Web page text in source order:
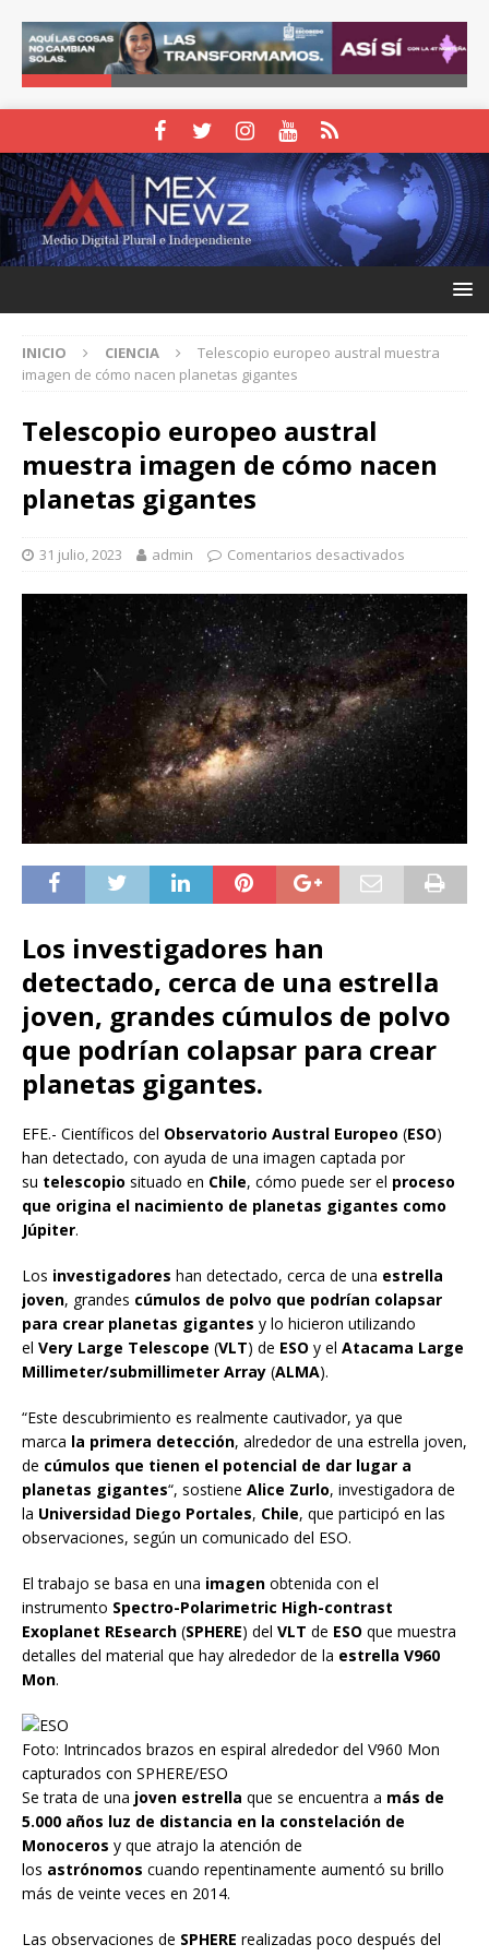
INICIO CIENCIA
Telescopio europeo austral muestra
imagen de cómo nacen planetas gigantes
Telescopio europeo austral
muestra imagen de cómo nacen
planetas gigantes
31 julio, 2023 admin Comentarios desactivados
Los investigadores han
detectado, cerca de una estrella
joven, grandes cúmulos de polvo
que podrían colapsar para crear
planetas gigantes.
EFE.- Científicos del Observatorio Austral Europeo (ESO)
han detectado, con ayuda de una imagen captada por
su telescopio situado en Chile, cómo puede ser el proceso
que origina el nacimiento de planetas gigantes como
Júpiter.
Los investigadores han detectado, cerca de una estrella
joven, grandes cúmulos de polvo que podrían colapsar
para crear planetas gigantes y lo hicieron utilizando
el Very Large Telescope (VLT) de ESO y el Atacama Large
Millimeter/submillimeter Array (ALMA).
“Este descubrimiento es realmente cautivador, ya que
marca la primera detección, alrededor de una estrella joven,
de cúmulos que tienen el potencial de dar lugar a
planetas gigantes“, sostiene Alice Zurlo, investigadora de
la Universidad Diego Portales, Chile, que participó en las
observaciones, según un comunicado del ESO.
El trabajo se basa en una imagen obtenida con el
instrumento Spectro-Polarimetric High-contrast
Exoplanet REsearch (SPHERE) del VLT de ESO que muestra
detalles del material que hay alrededor de la estrella V960
Mon.
Foto: Intrincados brazos en espiral alrededor del V960 Mon
capturados con SPHERE/ESO
Se trata de una joven estrella que se encuentra a más de
5.000 años luz de distancia en la constelación de
Monoceros y que atrajo la atención de
los astrónomos cuando repentinamente aumentó su brillo
más de veinte veces en 2014.
Las observaciones de SPHERE realizadas poco después del